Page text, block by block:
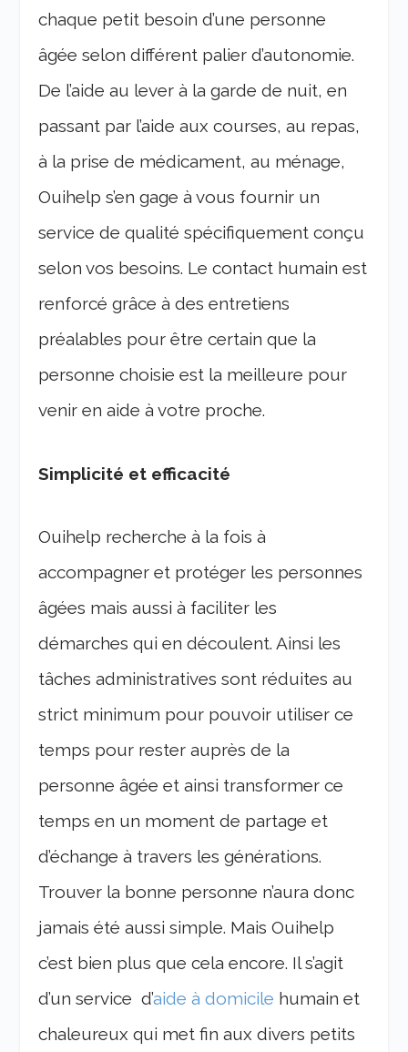
chaque petit besoin d’une personne
âgée selon différent palier d’autonomie.
De l’aide au lever à la garde de nuit, en
passant par l’aide aux courses, au repas,
à la prise de médicament, au ménage,
Ouihelp s’en gage à vous fournir un
service de qualité spécifiquement conçu
selon vos besoins. Le contact humain est
renforcé grâce à des entretiens
préalables pour être certain que la
personne choisie est la meilleure pour
venir en aide à votre proche.
Simplicité et efficacité
Ouihelp recherche à la fois à
accompagner et protéger les personnes
âgées mais aussi à faciliter les
démarches qui en découlent. Ainsi les
tâches administratives sont réduites au
strict minimum pour pouvoir utiliser ce
temps pour rester auprès de la
personne âgée et ainsi transformer ce
temps en un moment de partage et
d’échange à travers les générations.
Trouver la bonne personne n’aura donc
jamais été aussi simple. Mais Ouihelp
c’est bien plus que cela encore. Il s’agit
d’un service d’aide à domicile humain et
chaleureux qui met fin aux divers petits